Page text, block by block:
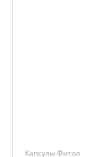
Капсулы Фитол